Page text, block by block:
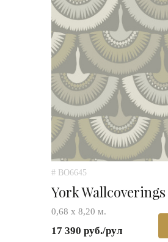
# BO6645
York Wallcoverings
0,68 х 8,20 м.
17 390 руб./рул